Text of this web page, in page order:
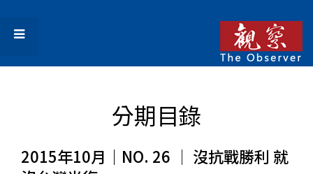
分期目錄
2015年10月｜NO. 26 │ 沒抗戰勝利 就